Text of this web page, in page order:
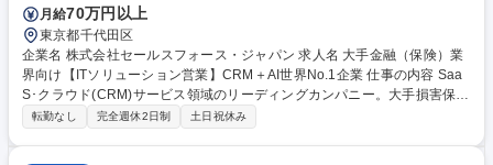
月給70万円以上
東京都千代田区
企業名 株式会社セールスフォース・ジャパン 求人名 大手金融（保険）業
界向け【ITソリューション営業】CRM＋AI世界No.1企業 仕事の内容 Saa
S･クラウド(CRM)サービス領域のリーディングカンパニー。大手損害保
険・生命保険業界に対して、自社SaaSクラウドソリューションを直販で
転勤なし 完全週休2日制 土日祝休み